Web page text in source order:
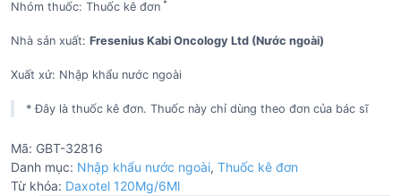
Nhóm thuốc: Thuốc kê đơn *
Nhà sản xuất: Fresenius Kabi Oncology Ltd (Nước ngoài)
Xuất xứ: Nhập khẩu nước ngoài
* Đây là thuốc kê đơn. Thuốc này chỉ dùng theo đơn của bác sĩ
Mã: GBT-32816
Danh mục: Nhập khẩu nước ngoài, Thuốc kê đơn
Từ khóa: Daxotel 120Mg/6Ml